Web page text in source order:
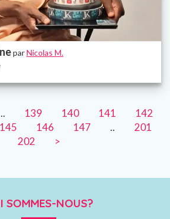
parNicolas M.
.. 139 140 141
142
145 146 147 ..
201
202
>
SOMMES-NOUS?